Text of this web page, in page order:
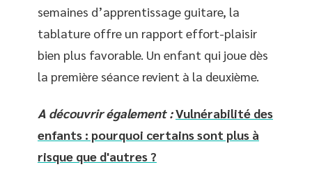
semaines d’apprentissage guitare, la
tablature offre un rapport effort-plaisir
bien plus favorable. Un enfant qui joue dès
la première séance revient à la deuxième.
A découvrir également :Vulnérabilité des
enfants : pourquoi certains sont plus à
risque que d'autres ?